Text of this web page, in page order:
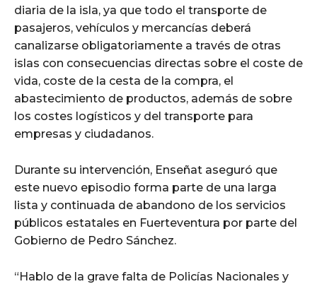
diaria de la isla, ya que todo el transporte de
pasajeros, vehículos y mercancías deberá
canalizarse obligatoriamente a través de otras
islas con consecuencias directas sobre el coste de
vida, coste de la cesta de la compra, el
abastecimiento de productos, además de sobre
los costes logísticos y del transporte para
empresas y ciudadanos.
Durante su intervención, Enseñat aseguró que
este nuevo episodio forma parte de una larga
lista y continuada de abandono de los servicios
públicos estatales en Fuerteventura por parte del
Gobierno de Pedro Sánchez.
“Hablo de la grave falta de Policías Nacionales y